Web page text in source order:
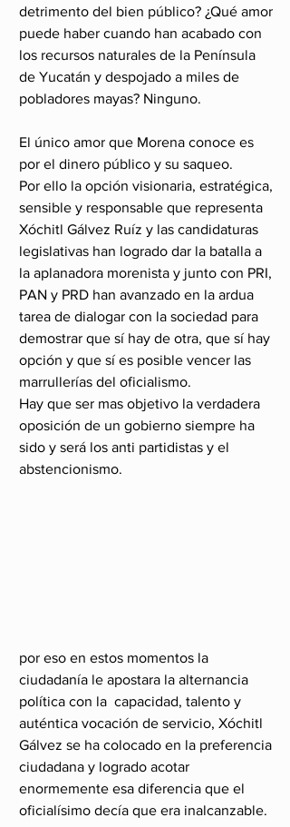
detrimento del bien público? ¿Qué amor
puede haber cuando han acabado con
los recursos naturales de la Península
de Yucatán y despojado a miles de
pobladores mayas? Ninguno.
El único amor que Morena conoce es
por el dinero público y su saqueo.
Por ello la opción visionaria, estratégica,
sensible y responsable que representa
Xóchitl Gálvez Ruíz y las candidaturas
legislativas han logrado dar la batalla a
la aplanadora morenista y junto con PRI,
PAN y PRD han avanzado en la ardua
tarea de dialogar con la sociedad para
demostrar que sí hay de otra, que sí hay
opción y que sí es posible vencer las
marrullerías del oficialismo.
Hay que ser mas objetivo la verdadera
oposición de un gobierno siempre ha
sido y será los anti partidistas y el
abstencionismo.
por eso en estos momentos la
ciudadanía le apostara la alternancia
política con la  capacidad, talento y
auténtica vocación de servicio, Xóchitl
Gálvez se ha colocado en la preferencia
ciudadana y logrado acotar
enormemente esa diferencia que el
oficialísimo decía que era inalcanzable.